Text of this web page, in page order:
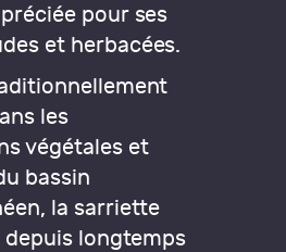
pour ses
et herbacées.
les
végétales et
bassin
la sarriette
longtemps